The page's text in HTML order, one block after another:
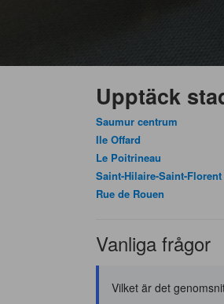
Upptäck
Saumur centrum
Ile Offard
Le Poitrineau
Saint-Hilaire-Saint-Florent
Rue de Rouen
Vanliga frågor
Vilket är det